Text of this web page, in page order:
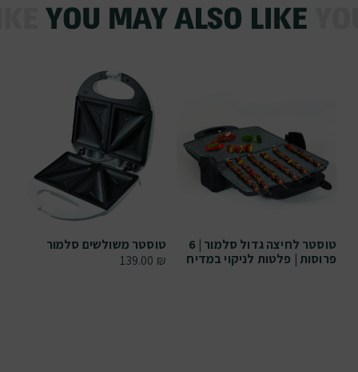
טוסטר לחיצה גדול סלמור | 6
פרוסות | פלטות לניקוי במדיח
טוסטר משולשים סלמור
139.00 ₪